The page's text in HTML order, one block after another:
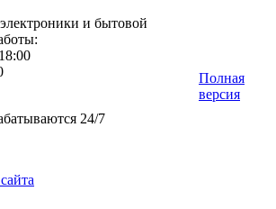
и бытовой
24/7
Полная
версия